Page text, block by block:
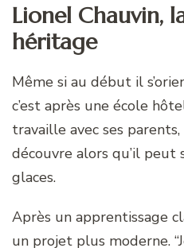
Lionel Chauvin,
héritage
Même si au début il
c’est après une école
travaille avec ses
découvre alors qu’il peut
glaces.
Après un apprentissage
un projet plus moderne.